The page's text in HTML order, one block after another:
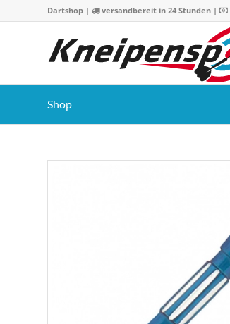
Dartshop | versandbereit in 24 Stunden |
Shop